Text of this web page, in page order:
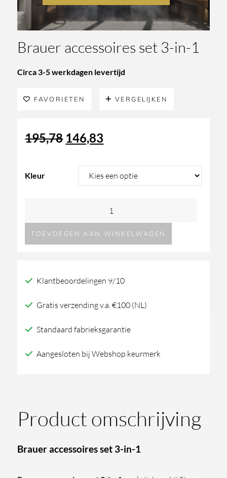
Brauer accessoires set 3-in-1
Circa 3-5 werkdagen levertijd
FAVORIETEN VERGELIJKEN
195,78 Oorspronkelijke
prijs
was:
146,83
prijs
is:
146,83.
Kleur
accessoires
set
aantal
TOEVOEGEN AAN WINKELWAGEN
Klantbeoordelingen 9/10
Gratis verzending v.a. €100 (NL)
Standaard fabrieksgarantie
Aangesloten bij Webshop keurmerk
Product omschrijving
Brauer accessoires set 3-in-1